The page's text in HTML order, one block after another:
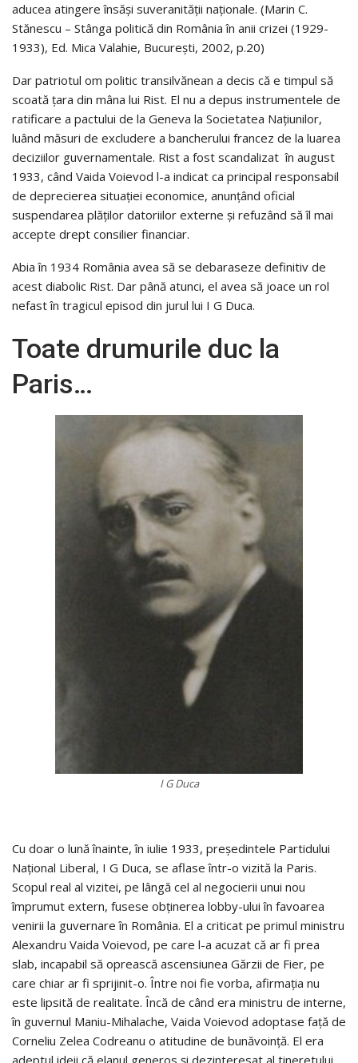
aducea atingere însăși suveranității naționale. (Marin C.
Stănescu – Stânga politică din România în anii crizei (1929-
1933), Ed. Mica Valahie, București, 2002, p.20)
Dar patriotul om politic transilvănean a decis că e timpul să
scoată țara din mâna lui Rist. El nu a depus instrumentele de
ratificare a pactului de la Geneva la Societatea Naţiunilor,
luând măsuri de excludere a bancherului francez de la luarea
deciziilor guvernamentale. Rist a fost scandalizat în august
1933, când Vaida Voievod l-a indicat ca principal responsabil
de deprecierea situației economice, anunțând oficial
suspendarea plăților datoriilor externe și refuzând să îl mai
accepte drept consilier financiar.
Abia în 1934 România avea să se debaraseze definitiv de
acest diabolic Rist. Dar până atunci, el avea să joace un rol
nefast în tragicul episod din jurul lui I G Duca.
Toate drumurile duc la
Paris…
I G Duca
Cu doar o lună înainte, în iulie 1933, președintele Partidului
Național Liberal, I G Duca, se aflase într-o vizită la Paris.
Scopul real al vizitei, pe lângă cel al negocierii unui nou
împrumut extern, fusese obținerea lobby-ului în favoarea
venirii la guvernare în România. El a criticat pe primul ministru
Alexandru Vaida Voievod, pe care l-a acuzat că ar fi prea
slab, incapabil să oprească ascensiunea Gărzii de Fier, pe
care chiar ar fi sprijinit-o. Între noi fie vorba, afirmația nu
este lipsită de realitate. Încă de când era ministru de interne,
în guvernul Maniu-Mihalache, Vaida Voievod adoptase față de
Corneliu Zelea Codreanu o atitudine de bunăvoință. El era